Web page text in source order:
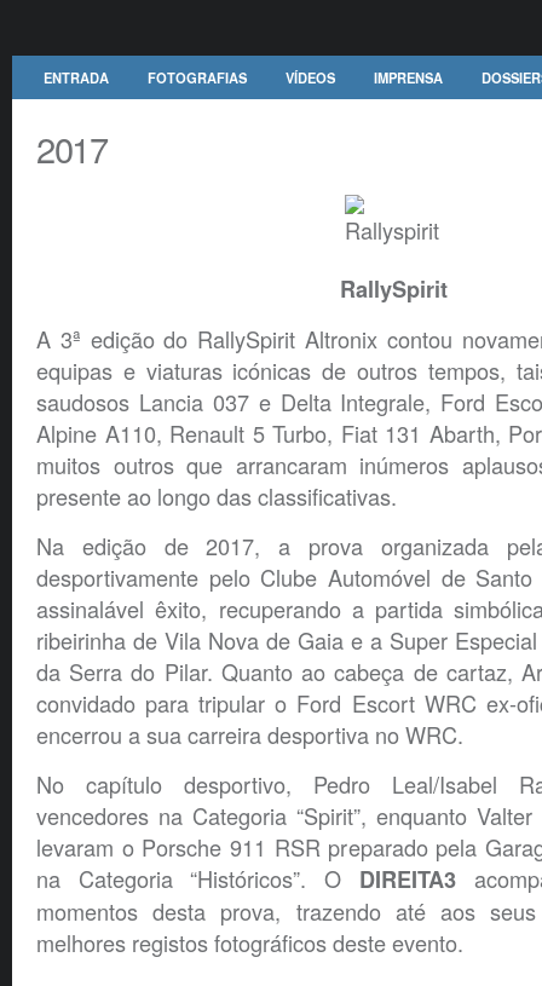
ENTRADA FOTOGRAFIAS VÍDEOS IMPRENSA
2017
RallySpirit
A 3ª edição do RallySpirit Altronix contou
equipas e viaturas icónicas de outros tempos,
saudosos Lancia 037 e Delta Integrale, Ford
Alpine A110, Renault 5 Turbo, Fiat 131 Abarth,
muitos outros que arrancaram inúmeros
presente ao longo das classificativas.
Na edição de 2017, a prova organizada
desportivamente pelo Clube Automóvel de
assinalável êxito, recuperando a partida
ribeirinha de Vila Nova de Gaia e a Super
da Serra do Pilar. Quanto ao cabeça de cartaz,
convidado para tripular o Ford Escort WRC ex-
encerrou a sua carreira desportiva no WRC.
No capítulo desportivo, Pedro Leal/Isabel
vencedores na Categoria “Spirit”, enquanto
levaram o Porsche 911 RSR preparado pela
na Categoria “Históricos”. O DIREITA3
momentos desta prova, trazendo até aos
melhores registos fotográficos deste evento.